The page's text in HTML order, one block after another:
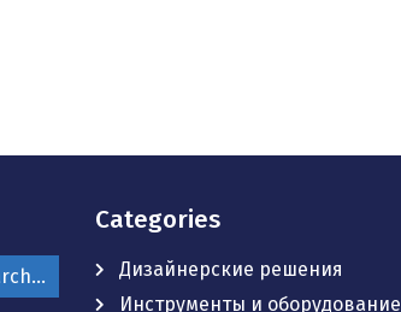
Categories
Дизайнерские решения
Инструменты и оборудование